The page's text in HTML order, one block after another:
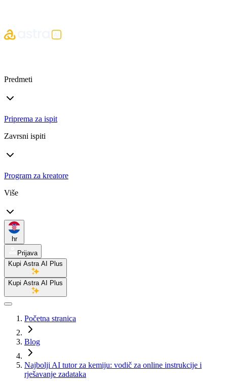
Predmeti
Priprema za ispit
Zavrsni ispiti
Program za kreatore
Više
hr
Prijava
Kupi Astra AI Plus
Kupi Astra AI Plus
Početna stranica
Blog
Najbolji AI tutor za kemiju: vodič za online instrukcije i
rješavanje zadataka